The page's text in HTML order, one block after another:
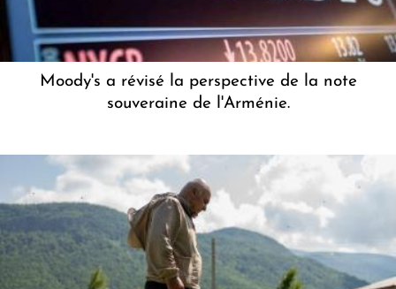
Moody's a révisé la perspective de la note
souveraine de l'Arménie.